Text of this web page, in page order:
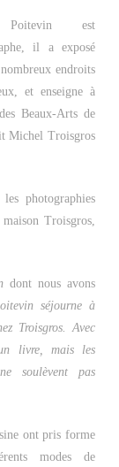
est
il a exposé
endroits
et enseigne à
Beaux-Arts de
Michel Troisgros
photographies
Troisgros,
dont nous avons
séjourne à
Troisgros. Avec
livre, mais les
soulèvent pas
ont pris forme
modes de